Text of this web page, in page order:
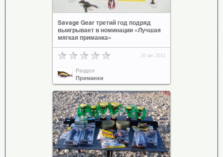
Savage Gear третий год подряд
выигрывает в номинации «Лучшая
мягкая приманка»
20 авг 2013
Раздел
Приманки